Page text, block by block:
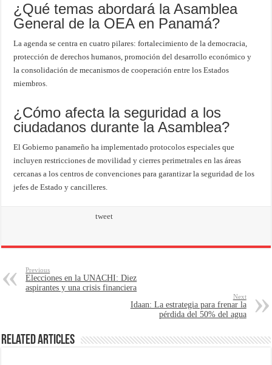
¿Qué temas abordará la Asamblea
General de la OEA en Panamá?
La agenda se centra en cuatro pilares: fortalecimiento de la democracia,
protección de derechos humanos, promoción del desarrollo económico y
la consolidación de mecanismos de cooperación entre los Estados
miembros.
¿Cómo afecta la seguridad a los
ciudadanos durante la Asamblea?
El Gobierno panameño ha implementado protocolos especiales que
incluyen restricciones de movilidad y cierres perimetrales en las áreas
cercanas a los centros de convenciones para garantizar la seguridad de los
jefes de Estado y cancilleres.
tweet
Previous
Elecciones en la UNACHI: Diez
aspirantes y una crisis financiera
Next
Idaan: La estrategia para frenar la
pérdida del 50% del agua
Related Articles